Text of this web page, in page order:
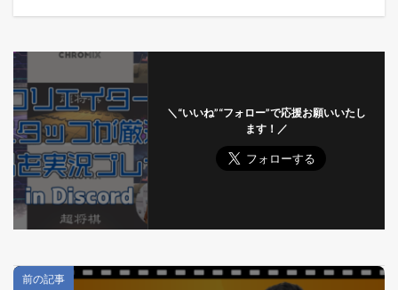
＼“いいね”“フォロー”で応援お願いいたし
ます！／
前の記事